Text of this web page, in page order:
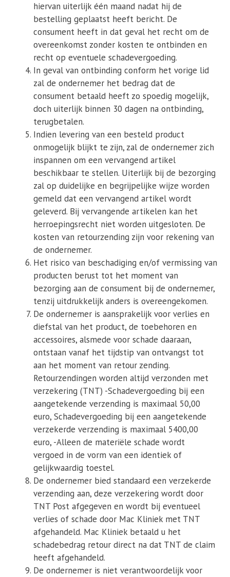
hiervan uiterlijk één maand nadat hij de
bestelling geplaatst heeft bericht. De
consument heeft in dat geval het recht om de
overeenkomst zonder kosten te ontbinden en
recht op eventuele schadevergoeding.
In geval van ontbinding conform het vorige lid
zal de ondernemer het bedrag dat de
consument betaald heeft zo spoedig mogelijk,
doch uiterlijk binnen 30 dagen na ontbinding,
terugbetalen.
Indien levering van een besteld product
onmogelijk blijkt te zijn, zal de ondernemer zich
inspannen om een vervangend artikel
beschikbaar te stellen. Uiterlijk bij de bezorging
zal op duidelijke en begrijpelijke wijze worden
gemeld dat een vervangend artikel wordt
geleverd. Bij vervangende artikelen kan het
herroepingsrecht niet worden uitgesloten. De
kosten van retourzending zijn voor rekening van
de ondernemer.
Het risico van beschadiging en/of vermissing van
producten berust tot het moment van
bezorging aan de consument bij de ondernemer,
tenzij uitdrukkelijk anders is overeengekomen.
De ondernemer is aansprakelijk voor verlies en
diefstal van het product, de toebehoren en
accessoires, alsmede voor schade daaraan,
ontstaan vanaf het tijdstip van ontvangst tot
aan het moment van retour zending.
Retourzendingen worden altijd verzonden met
verzekering (TNT) -Schadevergoeding bij een
aangetekende verzending is maximaal 50,00
euro, Schadevergoeding bij een aangetekende
verzekerde verzending is maximaal 5400,00
euro, -Alleen de materiële schade wordt
vergoed in de vorm van een identiek of
gelijkwaardig toestel.
De ondernemer bied standaard een verzekerde
verzending aan, deze verzekering wordt door
TNT Post afgegeven en wordt bij eventueel
verlies of schade door Mac Kliniek met TNT
afgehandeld. Mac Kliniek betaald u het
schadebedrag retour direct na dat TNT de claim
heeft afgehandeld.
De ondernemer is niet verantwoordelijk voor